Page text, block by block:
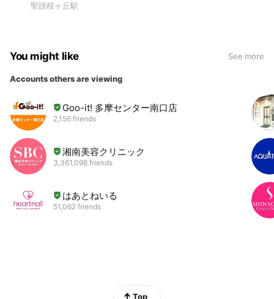
聖蹟桜ヶ丘駅
You might like See more
Accounts others are viewing
Goo-it! 多摩センター南口店
2,156 friends
湘南美容クリニック
3,361,098 friends
はあとねいる
51,062 friends
Top